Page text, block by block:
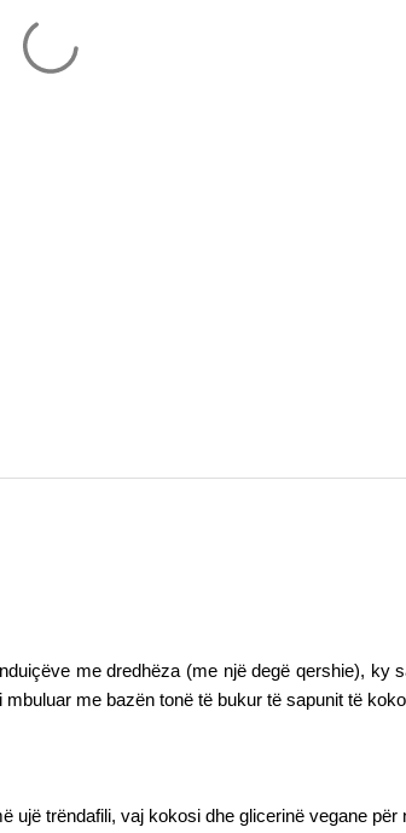
me dredhëza (me një degë qershie),
me bazën tonë të bukur të sapunit të
ujë trëndafili, vaj kokosi dhe glicerinë vegane